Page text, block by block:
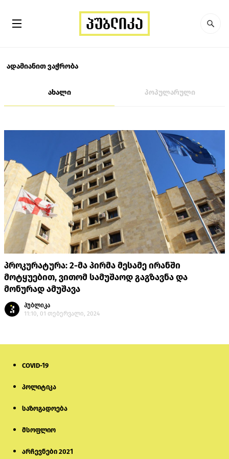
ადამიანით ვაჭრობა
ახალი პოპულარული
პროკურატურა: 2-მა პირმა მესამე ირანში
მოტყუებით, ვითომ სამუშაოდ გაგზავნა და
მონურად ამუშავა
პუბლიკა
11:10, 01 თებერვალი, 2024
COVID-19
პოლიტიკა
საზოგადოება
მსოფლიო
არჩევნები 2021